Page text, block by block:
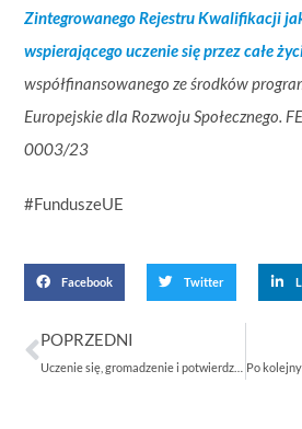
Zintegrowanego Rejestru Kwalifikacji
wspierającego uczenie się przez całe
współfinansowanego ze środków
Europejskie dla Rozwoju Społecznego.
0003/23
#FunduszeUE
Facebook Twitter
POPRZEDNI